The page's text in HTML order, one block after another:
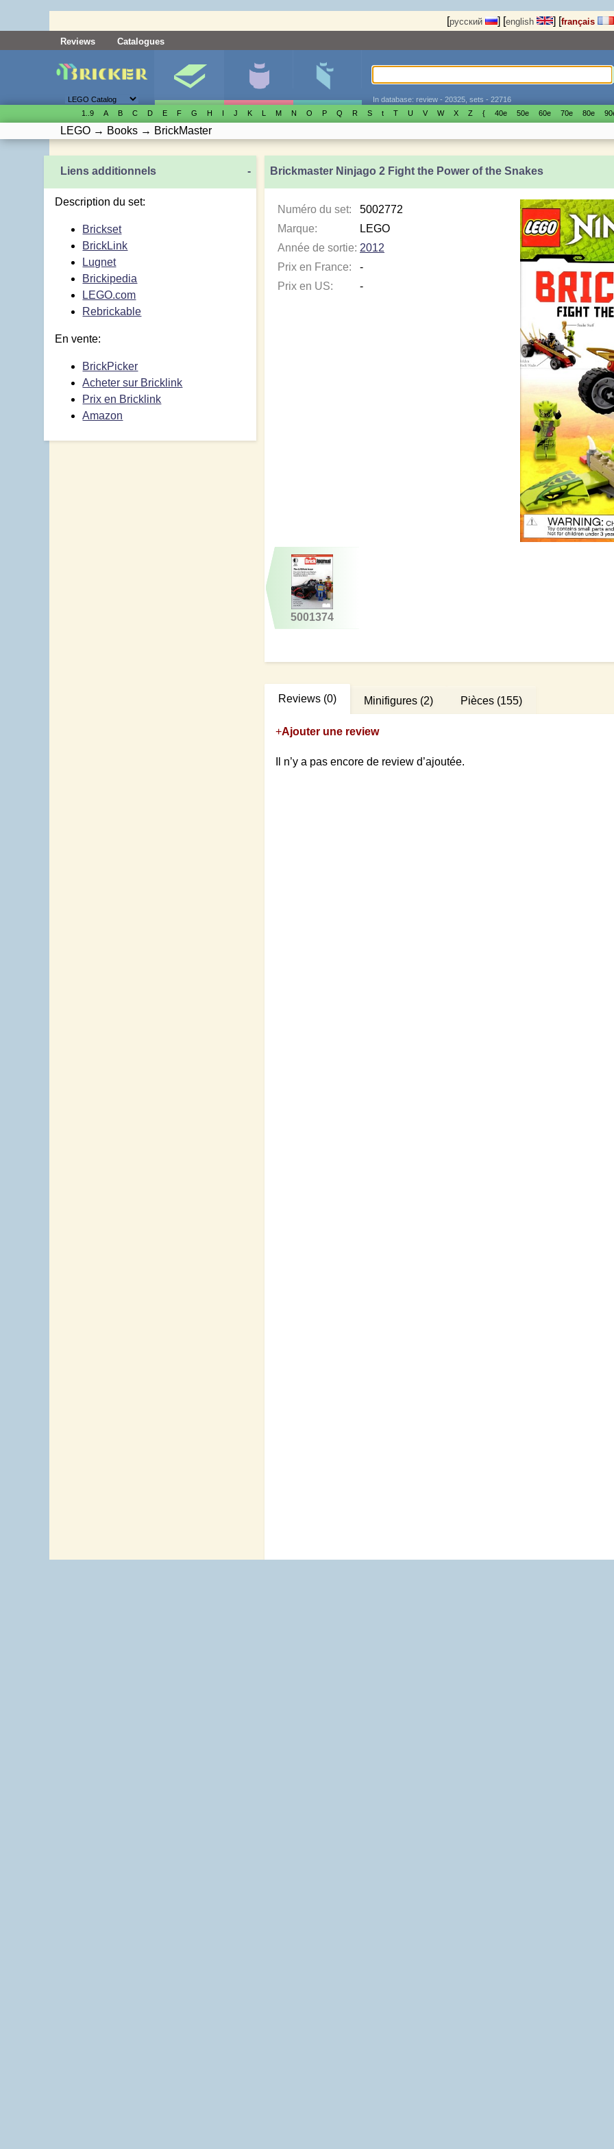
[русский ] [english ] [français
Reviews Catalogues
In database: review - 20325, sets - 22716
1..9 A B C D E F G H I J K L M N O P Q R S t T U V W X Z { 40е 50е 60е 70е 80е
LEGO → Books → BrickMaster
Brickmaster Ninjago 2 Fight the Power of the Snakes
Numéro du set:
5002772
Marque:
LEGO
Année de sortie: 2012
Prix en France:
-
Prix en US:
-
5001374
Reviews (0)
+Ajouter une review
Il n’y a pas encore de review d’ajoutée.
Minifigures (2) Pièces (155)
Liens additionnels -
Description du set:
Brickset
BrickLink
Lugnet
Brickipedia
LEGO.com
Rebrickable
En vente:
BrickPicker
Acheter sur Bricklink
Prix en Bricklink
Amazon